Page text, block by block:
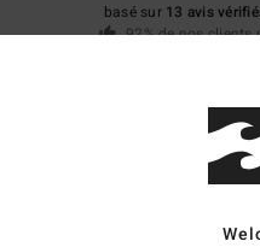
basé sur 13 avis
92% de nos
qualité / prix
Trop